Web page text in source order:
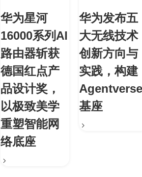
华为星河
16000系列AI
路由器斩获
德国红点产
品设计奖，
以极致美学
重塑智能网
络底座
华为发布五
大无线技术
创新方向与
实践，构建
Agentverse
基座